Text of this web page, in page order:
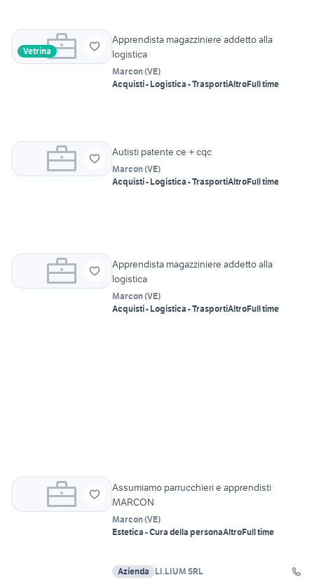
Vetrina
Apprendista magazziniere addetto alla
logistica
Marcon(VE)
Acquisti - Logistica - TrasportiAltroFull time
Autisti patente ce + cqc
Marcon(VE)
Acquisti - Logistica - TrasportiAltroFull time
Apprendista magazziniere addetto alla
logistica
Marcon(VE)
Acquisti - Logistica - TrasportiAltroFull time
Assumiamo parrucchieri e apprendisti
MARCON
Marcon(VE)
Estetica - Cura della personaAltroFull time
Azienda LI.LIUM SRL